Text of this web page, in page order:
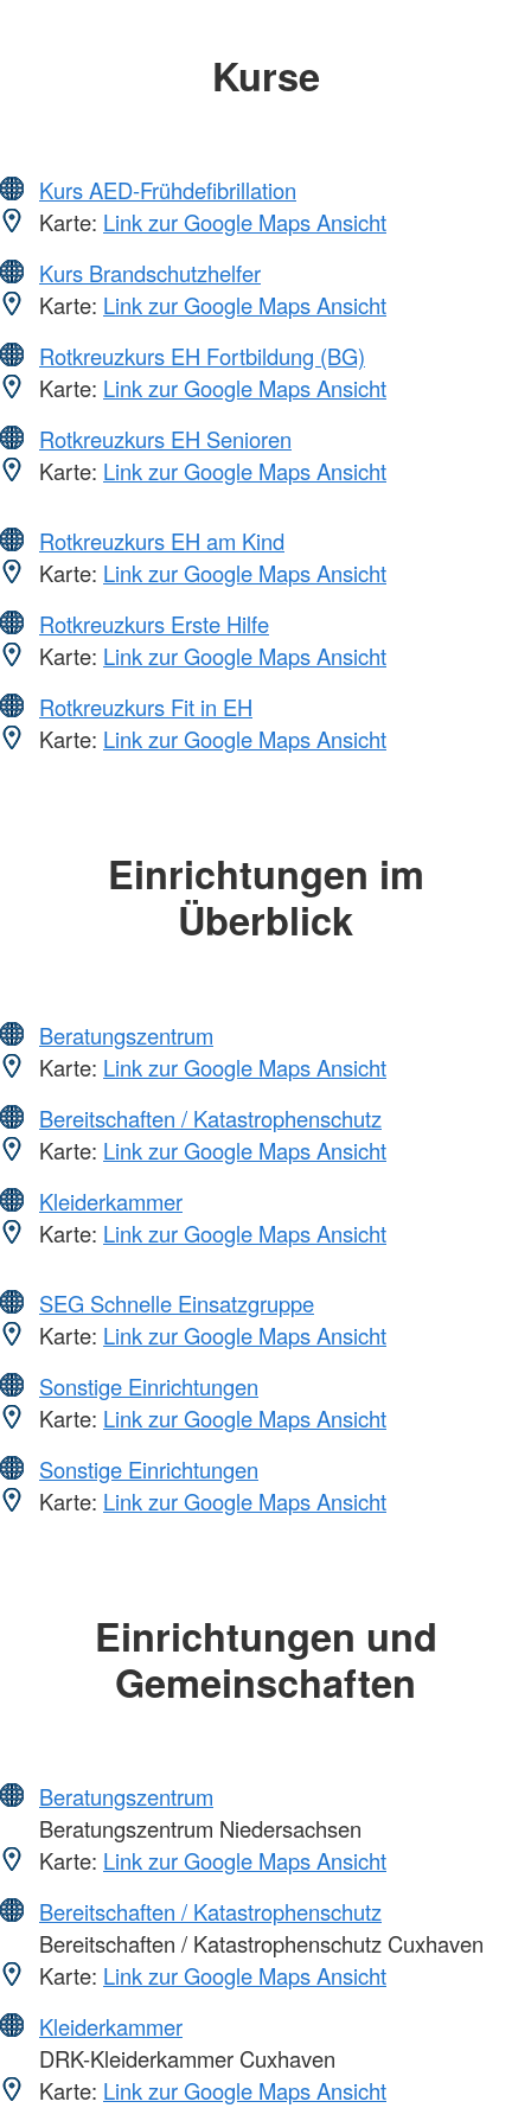
Kurse
Kurs AED-Frühdefibrillation
Karte: Link zur Google Maps Ansicht
Kurs Brandschutzhelfer
Karte: Link zur Google Maps Ansicht
Rotkreuzkurs EH Fortbildung (BG)
Karte: Link zur Google Maps Ansicht
Rotkreuzkurs EH Senioren
Karte: Link zur Google Maps Ansicht
Rotkreuzkurs EH am Kind
Karte: Link zur Google Maps Ansicht
Rotkreuzkurs Erste Hilfe
Karte: Link zur Google Maps Ansicht
Rotkreuzkurs Fit in EH
Karte: Link zur Google Maps Ansicht
Einrichtungen im
Überblick
Beratungszentrum
Karte: Link zur Google Maps Ansicht
Bereitschaften / Katastrophenschutz
Karte: Link zur Google Maps Ansicht
Kleiderkammer
Karte: Link zur Google Maps Ansicht
SEG Schnelle Einsatzgruppe
Karte: Link zur Google Maps Ansicht
Sonstige Einrichtungen
Karte: Link zur Google Maps Ansicht
Sonstige Einrichtungen
Karte: Link zur Google Maps Ansicht
Einrichtungen und
Gemeinschaften
Beratungszentrum
Beratungszentrum Niedersachsen
Karte: Link zur Google Maps Ansicht
Bereitschaften / Katastrophenschutz
Bereitschaften / Katastrophenschutz Cuxhaven
Karte: Link zur Google Maps Ansicht
Kleiderkammer
DRK-Kleiderkammer Cuxhaven
Karte: Link zur Google Maps Ansicht